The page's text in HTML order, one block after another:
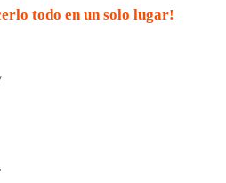
todo en un solo lugar!